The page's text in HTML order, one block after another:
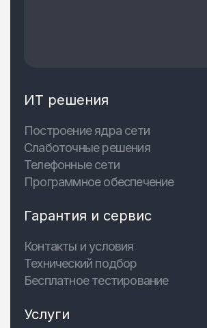
ИТ решения
Построение ядра сети
Слаботочные решения
Телефонные сети
Программное обеспечение
Гарантия и сервис
Контакты и условия
Технический подбор
Бесплатное тестирование
Услуги